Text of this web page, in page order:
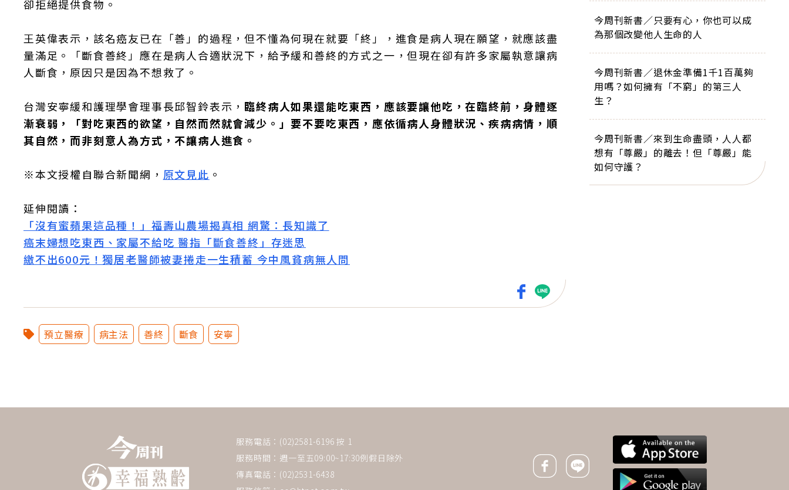
卻拒絕提供食物。
王英偉表示，該名癌友已在「善」的過程，但不懂為何現在就要「終」，進食是病人現在願望，就應該盡
量滿足。「斷食善終」應在是病人合適狀況下，給予緩和善終的方式之一，但現在卻有許多家屬執意讓病
人斷食，原因只是因為不想救了。
台灣安寧緩和護理學會理事長邱智鈴表示， 臨終病人如果還能吃東西，應該要讓他吃，在臨終前，身體逐
漸衰弱，「對吃東西的欲望，自然而然就會減少。」要不要吃東西，應依循病人身體狀況、疾病病情，順
其自然，而非刻意人為方式，不讓病人進食。
※本文授權自聯合新聞網， 原文見此 。
延伸閱讀：
「沒有蜜蘋果這品種！」福壽山農場揭真相 網驚：長知識了
癌末婦想吃東西、家屬不給吃 醫指「斷食善終」存迷思
繳不出600元！獨居老醫師被妻捲走一生積蓄 今中風貧病無人問
下一則 ＋
得安心！黃勝堅：唯有認
識死亡，才懂得如何善終
預立醫療 病主法 善終 斷食 安寧
今周刊新書／只要有心，你也可以成
為那個改變他人生命的人
今周刊新書／退休金準備1千1百萬夠
用嗎？如何擁有「不窮」的第三人
生？
今周刊新書／來到生命盡頭，人人都
想有「尊嚴」的離去！但「尊嚴」能
如何守護？
服務電話：(02)2581-6196 按 1
服務時間：週一至五09:00~17:30例假日除外
傳真電話：(02)2531-6438
Facebook icon
Line icon